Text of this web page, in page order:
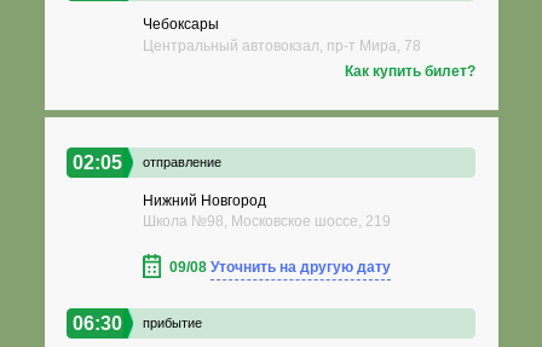
Чебоксары
Центральный автовокзал, пр-т Мира, 78
Как купить билет?
02:05 отправление
Нижний Новгород
Школа №98, Московское шоссе, 219
09/08 Уточнить на другую дату
06:30 прибытие